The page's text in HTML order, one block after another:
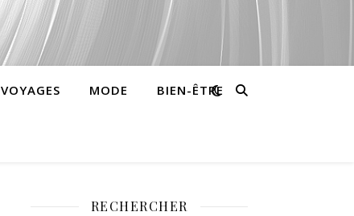
VOYAGES MODE BIEN-ÊTRE
RECHERCHER